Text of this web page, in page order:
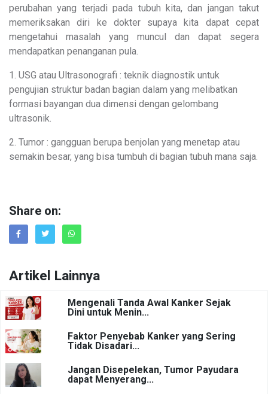
perubahan yang terjadi pada tubuh kita, dan jangan takut
memeriksakan diri ke dokter supaya kita dapat cepat
mengetahui masalah yang muncul dan dapat segera
mendapatkan penanganan pula.
1. USG atau Ultrasonografi : teknik diagnostik untuk
pengujian struktur badan bagian dalam yang melibatkan
formasi bayangan dua dimensi dengan gelombang
ultrasonik.
2. Tumor : gangguan berupa benjolan yang menetap atau
semakin besar, yang bisa tumbuh di bagian tubuh mana saja.
Share on:
Artikel Lainnya
Mengenali Tanda Awal Kanker Sejak
Dini untuk Menin...
Faktor Penyebab Kanker yang Sering
Tidak Disadari...
Jangan Disepelekan, Tumor Payudara
dapat Menyerang...